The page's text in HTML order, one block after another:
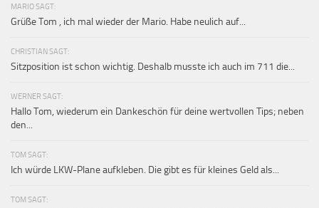
MARIO SAGT:
Grüße Tom , ich mal wieder der Mario. Habe neulich auf...
CHRISTIAN SAGT:
Sitzposition ist schon wichtig. Deshalb musste ich auch im 711 die...
WERNER SAGT:
Hallo Tom, wiederum ein Dankeschön für deine wertvollen Tips; neben
den...
TOM SAGT:
Ich würde LKW-Plane aufkleben. Die gibt es für kleines Geld als...
TOM SAGT: